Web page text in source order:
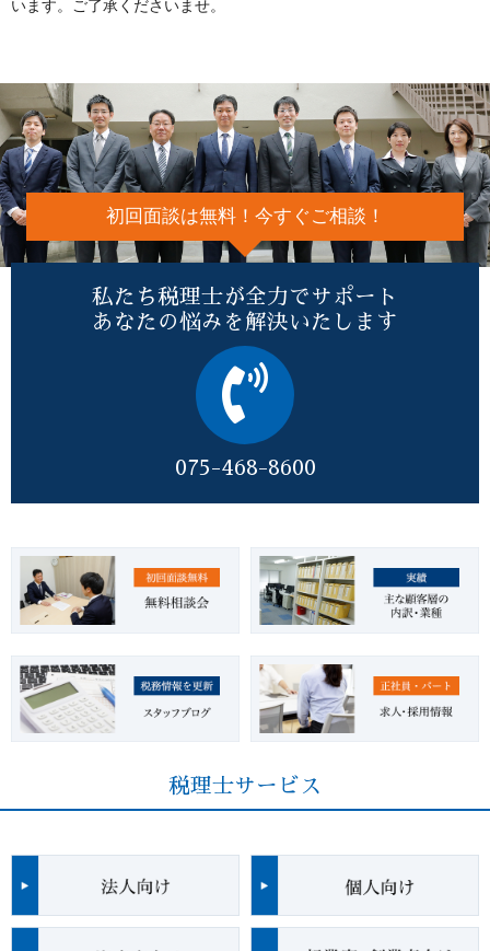
います。ご了承くださいませ。
初回面談は無料！今すぐご相談！
私たち税理士が全力でサポート
あなたの悩みを解決いたします
075-468-8600
税理士サービス